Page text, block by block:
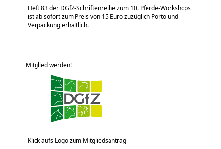
Heft 83 der DGfZ-Schriftenreihe zum 10. Pferde-Workshops
ist ab sofort zum Preis von 15 Euro zuzüglich Porto und
Verpackung erhältlich.
Mitglied werden!
Klick aufs Logo zum Mitgliedsantrag